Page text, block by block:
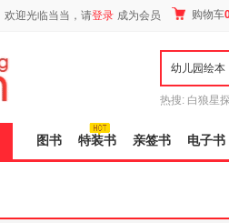
欢迎光临当当，请登录 成为会员 购物车
热搜: 白狼星
图书 特装书 亲签书 电子书